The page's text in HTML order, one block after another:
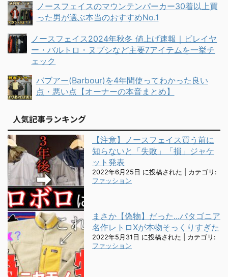
ノースフェイスのマウンテンパーカー30着以上買
った男が選ぶ本当のおすすめNo.1
ノースフェイス2024年秋冬 値上げ速報｜ビレイヤ
ー・バルトロ・ヌプシなど主要7アイテムを一挙チ
ェック
バブアー(Barbour)を4年間使ってわかった良い
点・悪い点【オーナーの本音まとめ】
人気記事ランキング
【注意】ノースフェイス買う前に
知らないと「失敗」「損」ジャケ
ット発表
2022年6月25日 に投稿された
カテゴリ:
ファッション
まさか【偽物】だった...パタゴニア
名作レトロXが本物そっくりすぎた
2022年5月31日 に投稿された
カテゴリ:
ファッション